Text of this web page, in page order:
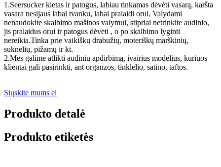
1.Seersucker kietas ir patogus, labiau tinkamas dėvėti vasarą, karšta
vasara nesijaus labai tvanku, labai pralaidi orui, Valydami
nenaudokite skalbimo mašinos valymui, stipriai netrinkite audinio,
jis pralaidus orui ir patogus dėvėti , o po skalbimo lyginti
nereikia.Tinka prie vaikiškų drabužių, moteriškų marškinių,
suknelių, pižamų ir kt.
2.Mes galime atlikti audinių apdirbimą, įvairius modelius, kuriuos
klientai gali pasirinkti, ant organzos, tinklelio, satino, taftos.
Siųskite mums el
Produkto detalė
Produkto etiketės